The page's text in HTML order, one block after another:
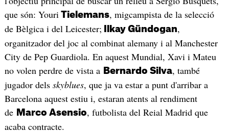
que són: Youri Tielemans, migcampista de la selecció
de Bèlgica i del Leicester; Ilkay Gündogan,
organitzador del joc al combinat alemany i al Manchester
City de Pep Guardiola. En aquest Mundial, Xavi i Mateu
no volen perdre de vista a Bernardo Silva, també
jugador dels skyblues, que ja va estar a punt d'arribar a
Barcelona aquest estiu i, estaran atents al rendiment
de Marco Asensio, futbolista del Reial Madrid que
acaba contracte.